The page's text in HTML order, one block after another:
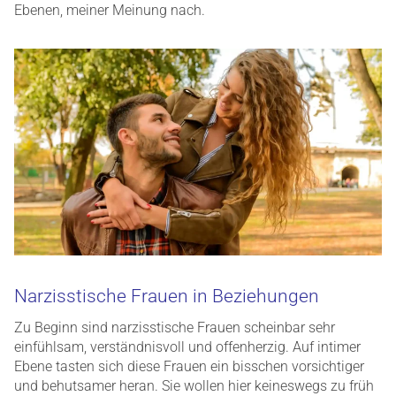
Ebenen, meiner Meinung nach.
Narzisstische Frauen in Beziehungen
Zu Beginn sind narzisstische Frauen scheinbar sehr
einfühlsam, verständnisvoll und offenherzig. Auf intimer
Ebene tasten sich diese Frauen ein bisschen vorsichtiger
und behutsamer heran. Sie wollen hier keineswegs zu früh